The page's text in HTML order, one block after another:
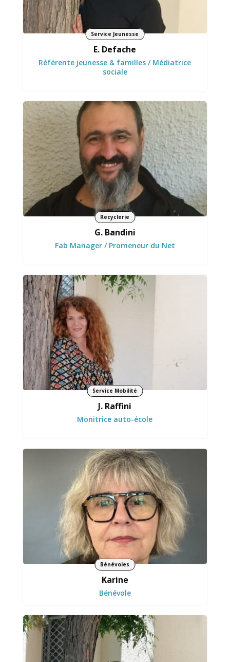
Service Jeunesse
E. Defache
Référente jeunesse & familles / Médiatrice
sociale
Recyclerie
G. Bandini
Fab Manager / Promeneur du Net
Transforme et donne vie aux idées… et aux
Service Mobilité
J. Raffini
Monitrice auto-école
Transmet avec patience et confiance
Bénévoles
Karine
Bénévole
Fait vivre la boutique comme un lieu de
rencontres et de solidarité